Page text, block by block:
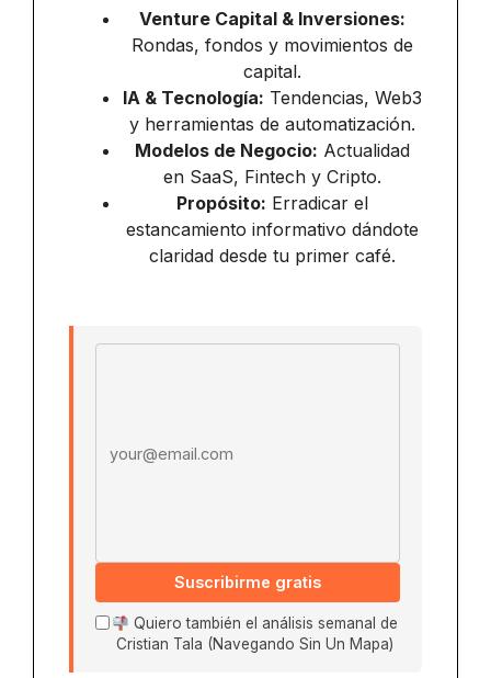
Venture Capital & Inversiones:
Rondas, fondos y movimientos de
capital.
IA & Tecnología: Tendencias, Web3
y herramientas de automatización.
Modelos de Negocio: Actualidad
en SaaS, Fintech y Cripto.
Propósito: Erradicar el
estancamiento informativo dándote
claridad desde tu primer café.
Suscribirme gratis
Quiero también el análisis semanal de
Cristian Tala (Navegando Sin Un Mapa)